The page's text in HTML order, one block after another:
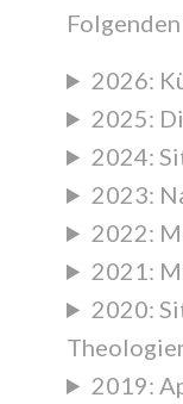
2026:
2025:
2024:
2023:
2022:
2021:
2020:
2019: